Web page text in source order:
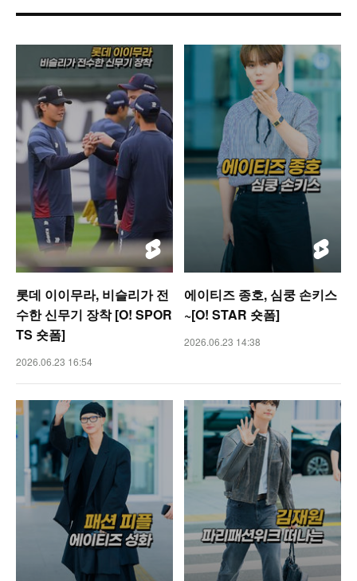
롯데 이이무라, 비슬리가 전
수한 신무기 장착 [O! SPOR
TS 숏폼]
2026.06.23 16:54
에이티즈 종호, 심쿵 손키스
~[O! STAR 숏폼]
2026.06.23 14:38